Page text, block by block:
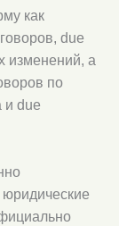
как
due
изменений, а
по
и due